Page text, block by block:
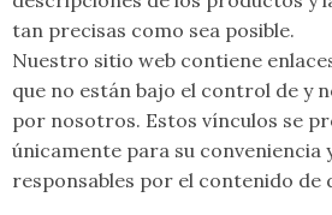
tan precisas como sea posible.
Nuestro sitio web contiene
que no están bajo el control de y
por nosotros. Estos vínculos se
únicamente para su conveniencia
responsables por el contenido de